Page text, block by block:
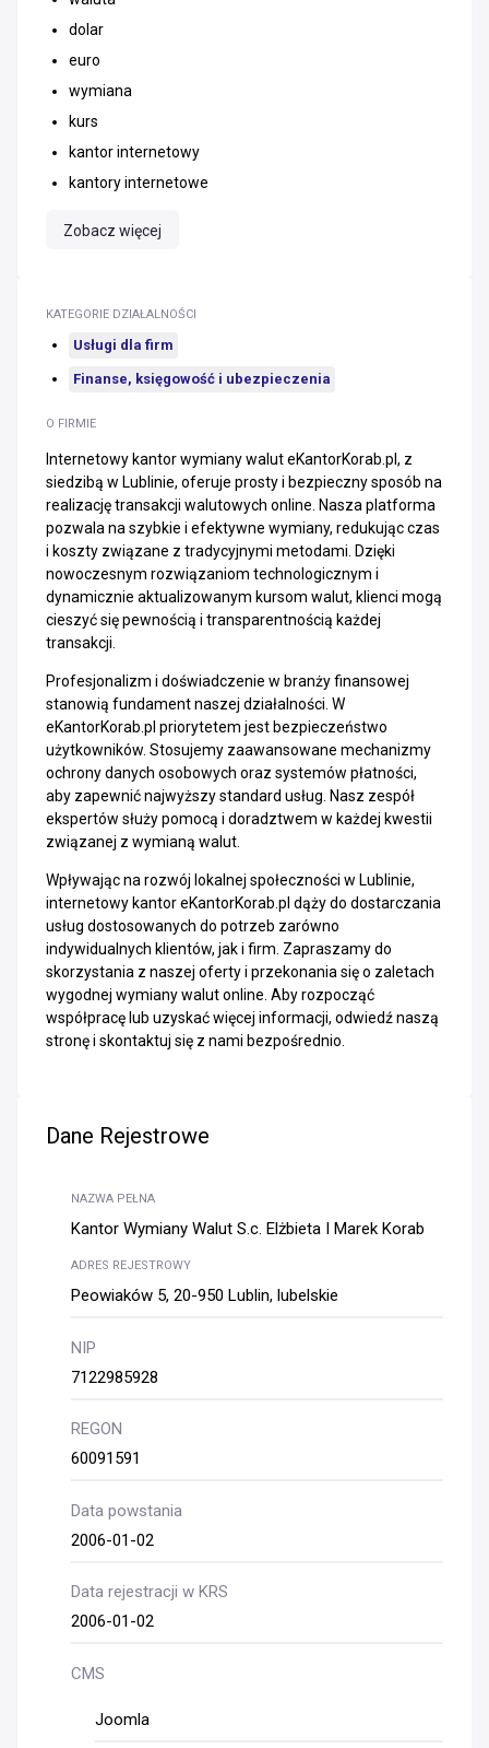
dolar
euro
wymiana
kurs
kantor internetowy
kantory internetowe
Zobacz więcej
O FIRMIE
Internetowy kantor wymiany walut eKantorKorab.pl, z
siedzibą w Lublinie, oferuje prosty i bezpieczny sposób na
realizację transakcji walutowych online. Nasza platforma
pozwala na szybkie i efektywne wymiany, redukując czas
i koszty związane z tradycyjnymi metodami. Dzięki
nowoczesnym rozwiązaniom technologicznym i
dynamicznie aktualizowanym kursom walut, klienci mogą
cieszyć się pewnością i transparentnością każdej
transakcji.
Profesjonalizm i doświadczenie w branży finansowej
stanowią fundament naszej działalności. W
eKantorKorab.pl priorytetem jest bezpieczeństwo
użytkowników. Stosujemy zaawansowane mechanizmy
ochrony danych osobowych oraz systemów płatności,
aby zapewnić najwyższy standard usług. Nasz zespół
ekspertów służy pomocą i doradztwem w każdej kwestii
związanej z wymianą walut.
Wpływając na rozwój lokalnej społeczności w Lublinie,
internetowy kantor eKantorKorab.pl dąży do dostarczania
usług dostosowanych do potrzeb zarówno
indywidualnych klientów, jak i firm. Zapraszamy do
skorzystania z naszej oferty i przekonania się o zaletach
wygodnej wymiany walut online. Aby rozpocząć
współpracę lub uzyskać więcej informacji, odwiedź naszą
stronę i skontaktuj się z nami bezpośrednio.
KATEGORIE DZIAŁALNOŚCI
Usługi dla firm
Finanse, księgowość i ubezpieczenia
Dane Rejestrowe
NAZWA PEŁNA
Kantor Wymiany Walut S.c. Elżbieta I Marek Korab
ADRES REJESTROWY
Peowiaków 5, 20-950 Lublin, lubelskie
NIP
7122985928
REGON
60091591
Data powstania
2006-01-02
Data rejestracji w KRS
2006-01-02
CMS
Joomla